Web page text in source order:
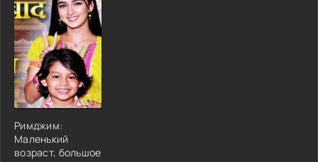
Римджим:
Маленький
возраст, большое